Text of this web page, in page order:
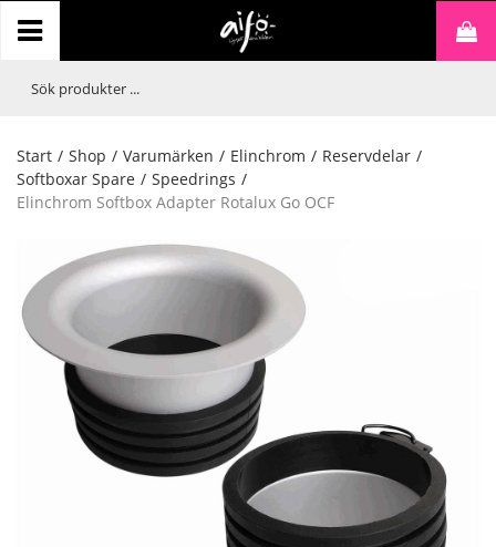
Start / Shop / Varumärken / Elinchrom / Reservdelar /
Softboxar Spare / Speedrings /
Elinchrom Softbox Adapter Rotalux Go OCF